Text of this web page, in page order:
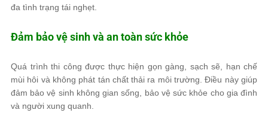
đa tình trạng tái nghẹt.
Đảm bảo vệ sinh và an toàn sức khỏe
Quá trình thi công được thực hiện gọn gàng, sạch sẽ, hạn chế
mùi hôi và không phát tán chất thải ra môi trường. Điều này giúp
đảm bảo vệ sinh không gian sống, bảo vệ sức khỏe cho gia đình
và người xung quanh.